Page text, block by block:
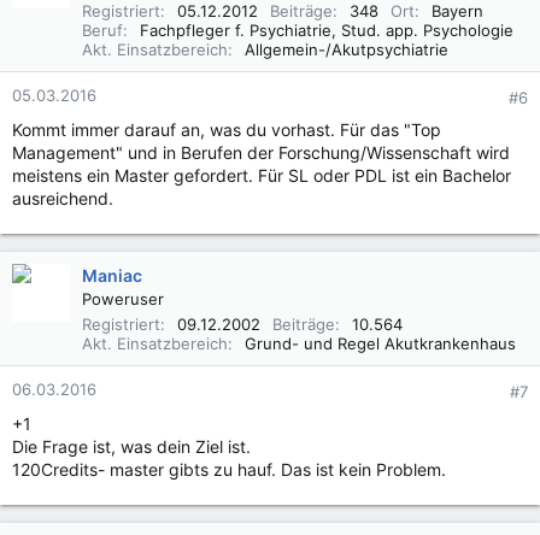
Registriert
05.12.2012 Beiträge 348 Ort
Bayern
Beruf
Fachpfleger f. Psychiatrie, Stud. app. Psychologie
Akt. Einsatzbereich
Allgemein-/Akutpsychiatrie
05.03.2016 #6
Kommt immer darauf an, was du vorhast. Für das "Top
Management" und in Berufen der Forschung/Wissenschaft wird
meistens ein Master gefordert. Für SL oder PDL ist ein Bachelor
ausreichend.
Maniac
Poweruser
Registriert
09.12.2002 Beiträge
10.564
Akt. Einsatzbereich
Grund- und Regel Akutkrankenhaus
06.03.2016 #7
+1
Die Frage ist, was dein Ziel ist.
120Credits- master gibts zu hauf. Das ist kein Problem.